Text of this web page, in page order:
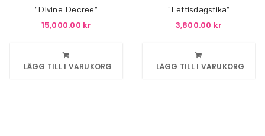
”Divine Decree”
15,000.00 kr
LÄGG TILL I VARUKORG
”Fettisdagsfika”
3,800.00 kr
LÄGG TILL I VARUKORG